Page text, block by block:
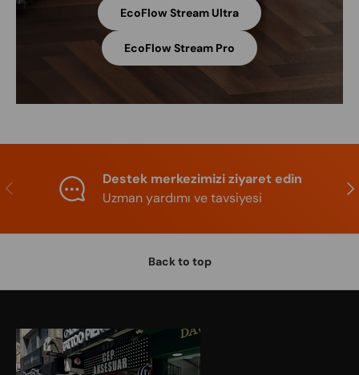
EcoFlow Stream Ultra
EcoFlow Stream Pro
Previous
Destek merkezimizi ziyaret edin
Uzman yardımı ve tavsiyesi
Back to top